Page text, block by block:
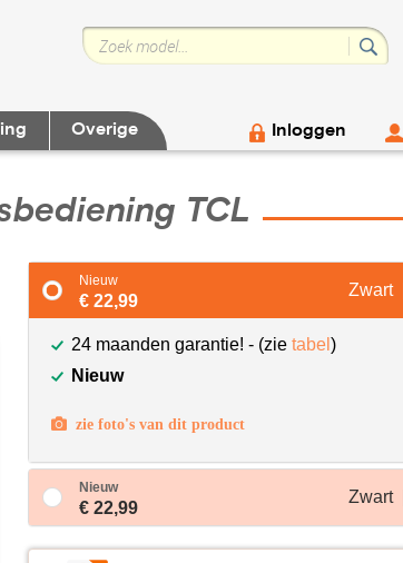
Overige Inloggen
TCL
Nieuw
€ 22,99
Zwart |
24 maanden garantie! - (zie tabel )
Nieuw
zie foto's van dit product
Nieuw
€ 22,99
Zwart |